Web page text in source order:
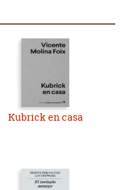
Kubrick en casa